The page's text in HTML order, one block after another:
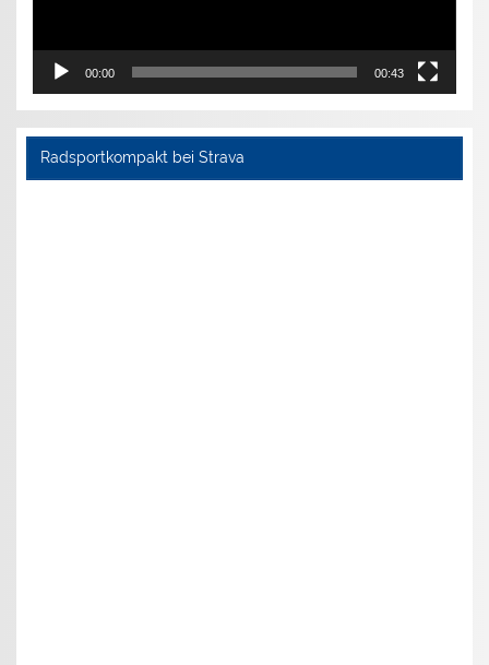
00:00 00:43
Radsportkompakt bei Strava